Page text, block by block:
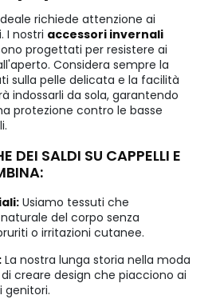
richiede attenzione ai
I nostri accessori invernali
progettati per resistere ai
Considera sempre la
sulla pelle delicata e la facilità
indossarli da sola, garantendo
protezione contro le basse
DEI SALDI SU CAPPELLI E
Usiamo tessuti che
del corpo senza
o irritazioni cutanee.
La nostra lunga storia nella moda
creare design che piacciono ai
genitori.